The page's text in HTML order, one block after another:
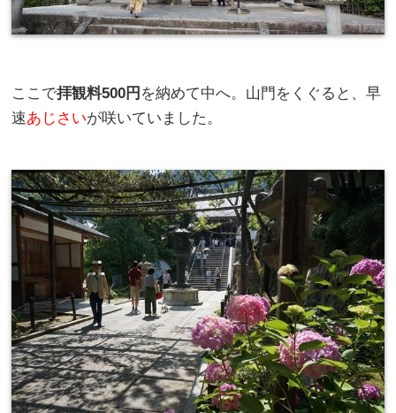
ここで拝観料500円 を納めて中へ。山門をくぐると、早
速あじさいが咲いていました。